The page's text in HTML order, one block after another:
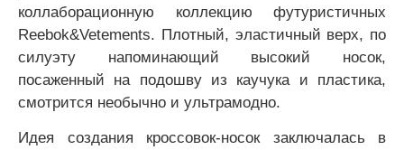
коллаборационную коллекцию футуристичных
Reebok&Vetements. Плотный, эластичный верх, по
силуэту напоминающий высокий носок,
посаженный на подошву из каучука и пластика,
смотрится необычно и ультрамодно.
Идея создания кроссовок-носок заключалась в